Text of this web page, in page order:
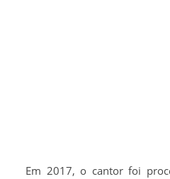
Em 2017, o cantor foi